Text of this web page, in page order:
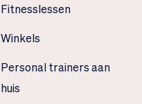
Fitnesslessen
Winkels
Personal trainers aan
huis